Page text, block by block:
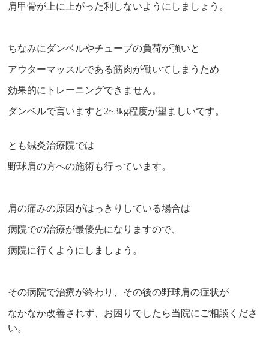
肩甲骨が上に上がった利しないようにしましょう。
ちなみにダンベルやチューブの負荷が強いと
アウターマッスルである筋肉が働いてしまうため
効果的にトレーニングできません。
ダンベルで言いますと2~3kg程度が望ましいです。
とも鍼灸治療院では
野球肩の方への施術も行っています。
肩の痛みの原因がはっきりしている場合は
病院での治療が最優先になりますので、
病院に行くようにしましょう。
その病院で治療が終わり、その後の野球肩の症状が
なかなか改善されず、お困りでしたら当院にご相談くださ
い。